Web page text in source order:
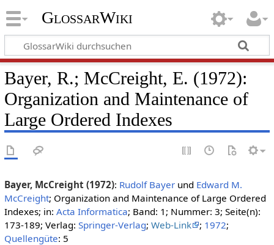
GlossarWiki
Bayer, R.; McCreight, E. (1972):
Organization and Maintenance of
Large Ordered Indexes
Bayer, McCreight (1972): Rudolf Bayerund Edward M.
McCreight; Organization and Maintenance of Large Ordered
Indexes; in: Acta Informatica; Band: 1; Nummer: 3; Seite(n):
173-189; Verlag: Springer-Verlag; Web-Link ; 1972;
Quellengüte: 5